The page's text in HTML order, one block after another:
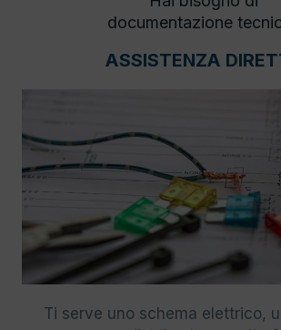
documentazione
ASSISTENZA
Ti serve uno schema elettrico,